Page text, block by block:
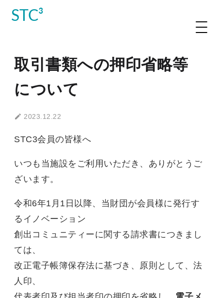
STC³
取引書類への押印省略等
について
2023.12.22
STC3会員の皆様へ
いつも当施設をご利用いただき、ありがとうご
ざいます。
令和6年1月1日以降、当財団が会員様に発行す
るイノベーション
創出コミュニティーに関する請求書につきまし
ては、
改正電子帳簿保存法に基づき、原則として、法
人印、